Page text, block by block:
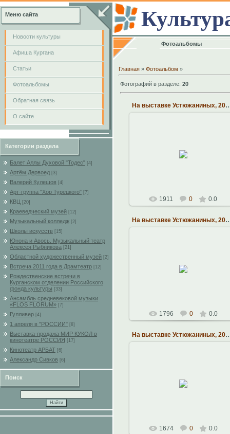
Меню сайта
Новости культуры
Афиша Кургана
Cтатьи
Фотоальбомы
Обратная связь
О сайте
Категории раздела
Балет Аллы Духовой "Тодес" [4]
Артём Дервоед [3]
Валерий Кулешов [4]
Арт-группа "Хор Турецкого" [7]
КВЦ [20]
Краеведческий музей [12]
Музыкальный колледж [2]
Школы искусств [15]
Юнона и Авось. Музыкальный театр
Алексея Рыбникова
[21]
Областной художественный музей [2]
Встреча 2011 года в Драмтеатр [12]
Рождественские встречи в
Курганском отделении Российского
фонда культуры
[33]
Ансамбль средневековой музыки
«FLOS FLORUM» [7]
Гулливер [4]
1 апреля в "РОССИИ" [8]
Выставка-продажа МИР КУКОЛ в
кинотеатре РОССИЯ
[17]
Кинотеатр АРБАТ [6]
Александр Сивков [6]
Поиск
Фотоальбомы
Главная » Фотоальбом »
Фотографий в разделе: 20
На выставке
Николай Павлович Устюжанин
1911 0 0.0
На выставке
Николай Павлович Устюжанин
1796 0 0.0
На выставке
Николай Павлович Устюжанин
1674 0 0.0